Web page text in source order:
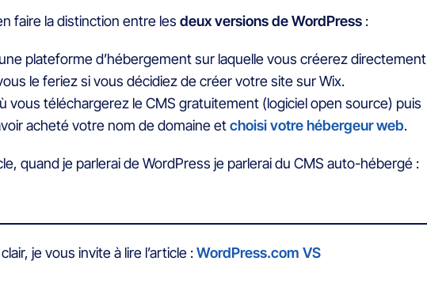
faire la distinction entre lesdeux versions de WordPress :
une plateforme d’hébergement sur laquelle vous créerez directement
le feriez si vous décidiez de créer votre site sur Wix.
vous téléchargerez le CMS gratuitement (logiciel open source) puis
acheté votre nom de domaine etchoisi votre hébergeur web.
quand je parlerai de WordPress je parlerai du CMS auto-hébergé :
je vous invite à lire l’article :WordPress.com VS